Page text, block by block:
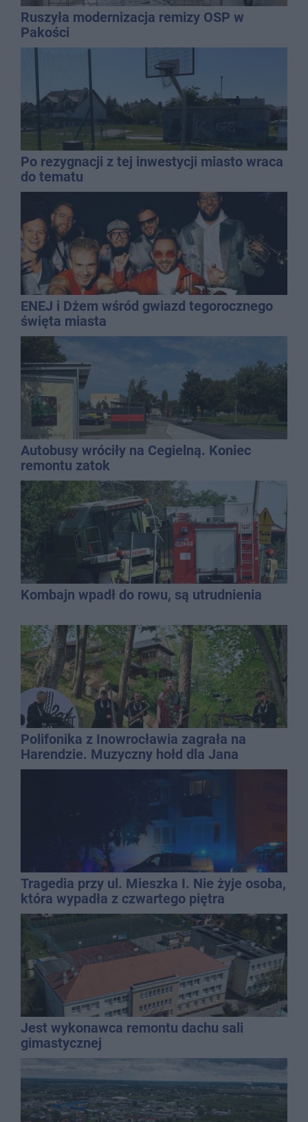
Ruszyła modernizacja remizy OSP w
Pakości
Po rezygnacji z tej inwestycji miasto wraca
do tematu
ENEJ i Dżem wśród gwiazd tegorocznego
święta miasta
Autobusy wróciły na Cegielną. Koniec
remontu zatok
Kombajn wpadł do rowu, są utrudnienia
Polifonika z Inowrocławia zagrała na
Harendzie. Muzyczny hołd dla Jana
Kasprowicza
Tragedia przy ul. Mieszka I. Nie żyje osoba,
która wypadła z czwartego piętra
Jest wykonawca remontu dachu sali
gimastycznej